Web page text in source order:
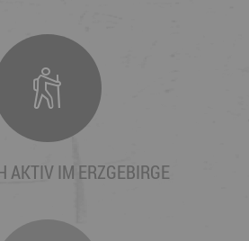
AKTIV IM ERZGEBIRGE